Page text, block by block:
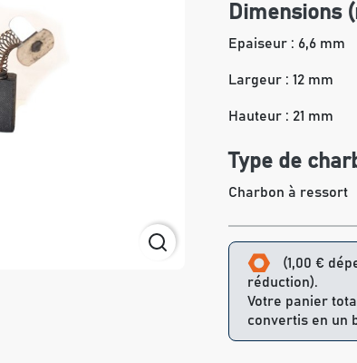
Dimensions
Epaiseur : 6,6 mm
Largeur : 12 mm
Hauteur : 21 mm
Type de
Charbon à ressort
(1,00 €
réduction).
Votre panier
convertis en un